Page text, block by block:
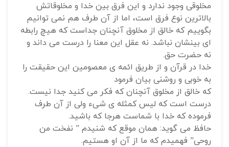
مخلوقی وجود ندارد و این فرق بین خدا و مخلوقاتش
بالاترین نوع فرق است، اما از آن طرف هم نمی توانیم
بگوییم که خالق از مخلوق آنچنان جداست که هیچ رابطه
ای بینشان نباشد. نه عقل این معنا را درست می داند و
نه حضرت حق.
خدا در قرآن و از طریق ائمه ی معصومین این حقیقت را
به خوبی و روشنی بیان فرمود
که خالق از مخلوق آنچنان که فکر می کنید جدا نیست.
درست است که لیس کمثله ی شیء ولی از آن طرف
فرموده که خدا با شماست هرجا که باشید.
حافظ می گوید: همان موقع که شنیدم ” نفخت من
روحی” فهمیدم که ما از آن او هستیم.